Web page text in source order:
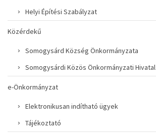
Helyi Építési Szabályzat
Közérdekű
Somogysárd Község Önkormányzata
Somogysárdi Közös Önkormányzati Hivatal
e-Önkormányzat
Elektronikusan indítható ügyek
Tájékoztató